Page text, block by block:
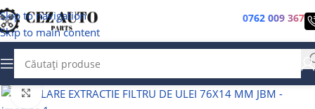
Skip to navigation
Skip to main content
0762 009 367
Faceți clic pentru a mări